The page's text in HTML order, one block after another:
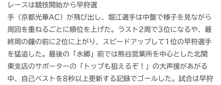
レースは競技開始から早狩選
手（京都光華AC）が飛び出し、堀江選手は中盤で様子を見ながら
周回を重ねるごとに順位を上げた。ラスト2周で3位になるや、最
終周の鐘の前に2位に上がり、スピードアップして1位の早狩選手
を猛追した。最後の「水郷」前では熊谷営業所を中心とした北関
東支店のサポーターの「トップも狙えるぞ！」の大声援があがる
中、自己ベストを8秒以上更新する記録でゴールした。試合は早狩